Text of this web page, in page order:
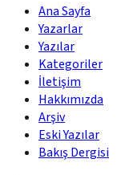
Ana Sayfa
Yazarlar
Yazılar
Kategoriler
İletişim
Hakkımızda
Arşiv
Eski Yazılar
Bakış Dergisi